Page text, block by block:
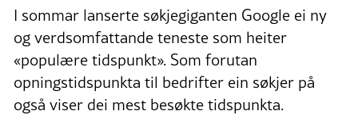
I sommar lanserte søkjegiganten Google ei ny
og verdsomfattande teneste som heiter
«populære tidspunkt». Som forutan
opningstidspunkta til bedrifter ein søkjer på
også viser dei mest besøkte tidspunkta.